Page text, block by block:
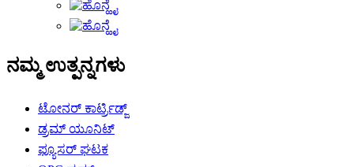
ನಮ್ಮ ಉತ್ಪನ್ನಗಳು
ಟೋನರ್ ಕಾರ್ಟ್ರಿಡ್ಜ್
ಡ್ರಮ್ ಯೂನಿಟ್
ಫ್ಯೂಸರ್ ಘಟಕ